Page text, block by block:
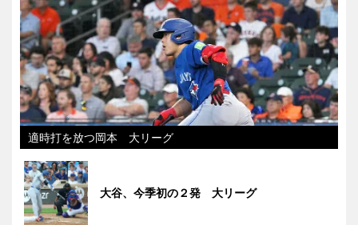
適時打を放つ岡本 大リーグ
大谷、今季初の２発 大リーグ